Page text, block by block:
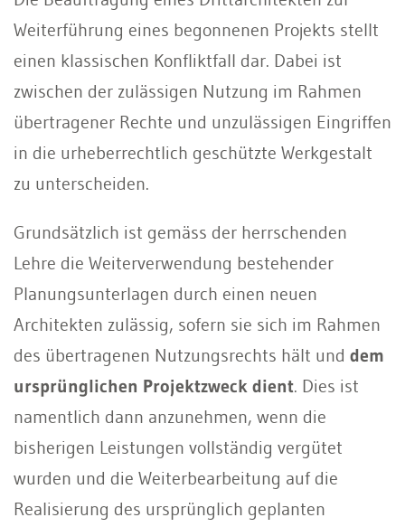
Weiterführung eines begonnenen Projekts stellt
einen klassischen Konfliktfall dar. Dabei ist
zwischen der zulässigen Nutzung im Rahmen
übertragener Rechte und unzulässigen Eingriffen
in die urheberrechtlich geschützte Werkgestalt
zu unterscheiden.
Grundsätzlich ist gemäss der herrschenden
Lehre die Weiterverwendung bestehender
Planungsunterlagen durch einen neuen
Architekten zulässig, sofern sie sich im Rahmen
des übertragenen Nutzungsrechts hält und dem
ursprünglichen Projektzweck dient. Dies ist
namentlich dann anzunehmen, wenn die
bisherigen Leistungen vollständig vergütet
wurden und die Weiterbearbeitung auf die
Realisierung des ursprünglich geplanten